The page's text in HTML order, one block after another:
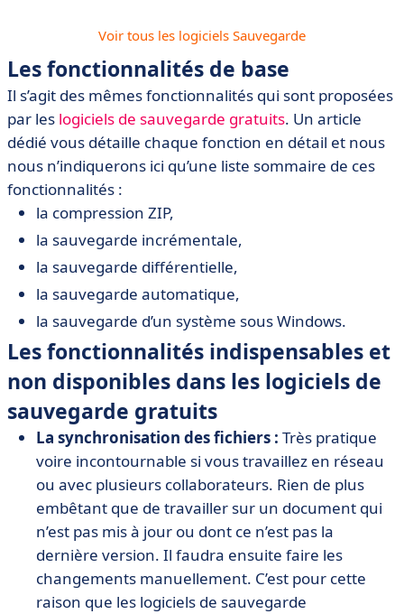
Voir tous les logiciels Sauvegarde
Les fonctionnalités de base
Il s’agit des mêmes fonctionnalités qui sont proposées
par les logiciels de sauvegarde gratuits. Un article
dédié vous détaille chaque fonction en détail et nous
nous n’indiquerons ici qu’une liste sommaire de ces
fonctionnalités :
la compression ZIP,
la sauvegarde incrémentale,
la sauvegarde différentielle,
la sauvegarde automatique,
la sauvegarde d’un système sous Windows.
Les fonctionnalités indispensables et
non disponibles dans les logiciels de
sauvegarde gratuits
La synchronisation des fichiers : Très pratique
voire incontournable si vous travaillez en réseau
ou avec plusieurs collaborateurs. Rien de plus
embêtant que de travailler sur un document qui
n’est pas mis à jour ou dont ce n’est pas la
dernière version. Il faudra ensuite faire les
changements manuellement. C’est pour cette
raison que les logiciels de sauvegarde